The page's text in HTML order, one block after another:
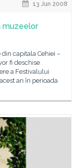
13 Jun 2008
muzeelor
capitala Cehiei –
fi deschise
a Festivalului
an în perioada